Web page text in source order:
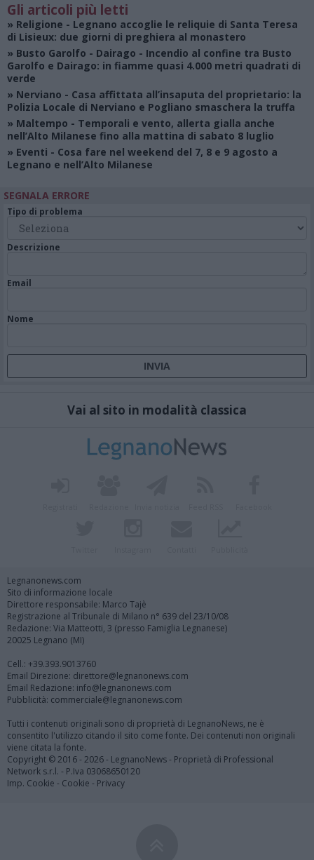
Gli articoli più letti
» Religione - Legnano accoglie le reliquie di Santa Teresa
di Lisieux: due giorni di preghiera al monastero
» Busto Garolfo - Dairago - Incendio al confine tra Busto
Garolfo e Dairago: in fiamme quasi 4.000 metri quadrati di
verde
» Nerviano - Casa affittata all’insaputa del proprietario: la
Polizia Locale di Nerviano e Pogliano smaschera la truffa
» Maltempo - Temporali e vento, allerta gialla anche
nell’Alto Milanese fino alla mattina di sabato 8 luglio
» Eventi - Cosa fare nel weekend del 7, 8 e 9 agosto a
Legnano e nell’Alto Milanese
SEGNALA ERRORE
Tipo di problema
Descrizione
Email
Nome
Vai al sito in modalità classica
Legnanonews.com
Sito di informazione locale
Direttore responsabile: Marco Tajè
Registrazione al Tribunale di Milano n° 639 del 23/10/08
Redazione: Via Matteotti, 3 (presso Famiglia Legnanese)
20025 Legnano (MI)
Cell.: +39.393.9013760
Email Direzione: direttore@legnanonews.com
Email Redazione: info@legnanonews.com
Pubblicità: commerciale@legnanonews.com
Tutti i contenuti originali sono di proprietà di LegnanoNews, ne è
consentito l'utilizzo citando il sito come fonte. Dei contenuti non originali
viene citata la fonte.
Copyright © 2016 - 2026 - LegnanoNews - Proprietà di Professional
Network s.r.l. - P.Iva 03068650120
Imp. Cookie - Cookie - Privacy